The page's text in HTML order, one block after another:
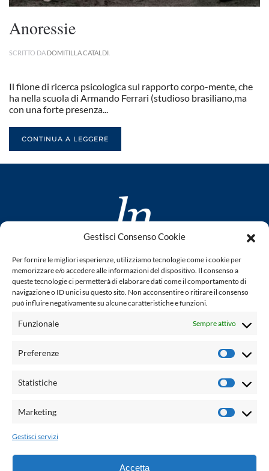
Gestisci Consenso Cookie
Per fornire le migliori esperienze, utilizziamo tecnologie come i cookie per
memorizzare e/o accedere alle informazioni del dispositivo. Il consenso a
queste tecnologie ci permetterà di elaborare dati come il comportamento di
navigazione o ID unici su questo sito. Non acconsentire o ritirare il consenso
può influire negativamente su alcune caratteristiche e funzioni.
Funzionale Sempre attivo
Preferenze
Statistiche
Marketing
Gestisci servizi
Accetta
Anoressie
SCRITTO DA DOMITILLA CATALDI
Il filone di ricerca psicologica sul rapporto corpo-mente, che
ha nella scuola di Armando Ferrari (studioso brasiliano,ma
con una forte presenza...
CONTINUA A LEGGERE
www.laletteraturaenoi.it
fondato da Romano Luperini
Questo blog non rappresenta una testata giornalistica in
quanto viene aggiornato senza alcuna periodicità. Non può
legge n° 62 del 7.03.2001. L'autore non è responsabile per
email:
Grafica e web:Salvatore Leto